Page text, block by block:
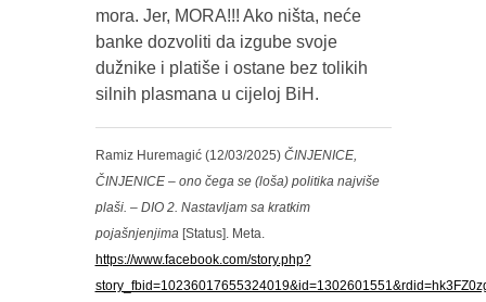
mora. Jer, MORA!!! Ako ništa, neće
banke dozvoliti da izgube svoje
dužnike i platiše i ostane bez tolikih
silnih plasmana u cijeloj BiH.
Ramiz Huremagić (12/03/2025) ČINJENICE,
ČINJENICE – ono čega se (loša) politika najviše
plaši. – DIO 2. Nastavljam sa kratkim
pojašnjenjima [Status]. Meta.
https://www.facebook.com/story.php?